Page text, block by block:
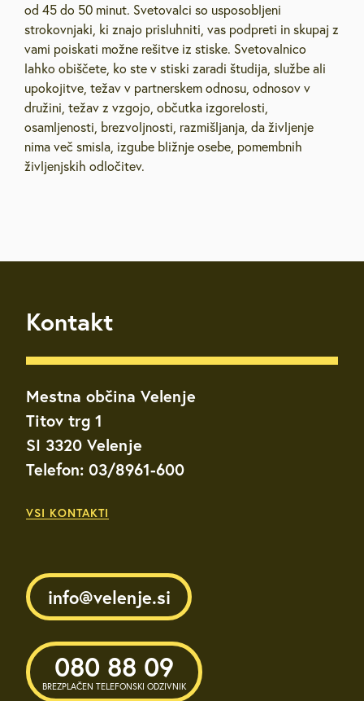
od 45 do 50 minut. Svetovalci so usposobljeni
strokovnjaki, ki znajo prisluhniti, vas podpreti in skupaj z
vami poiskati možne rešitve iz stiske. Svetovalnico
lahko obiščete, ko ste v stiski zaradi študija, službe ali
upokojitve, težav v partnerskem odnosu, odnosov v
družini, težav z vzgojo, občutka izgorelosti,
osamljenosti, brezvoljnosti, razmišljanja, da življenje
nima več smisla, izgube bližnje osebe, pomembnih
življenjskih odločitev.
Kontakt
Mestna občina Velenje
Titov trg 1
SI 3320 Velenje
Telefon: 03/8961-600
VSI KONTAKTI
info@velenje.si
080 88 09
BREZPLAČEN TELEFONSKI ODZIVNIK